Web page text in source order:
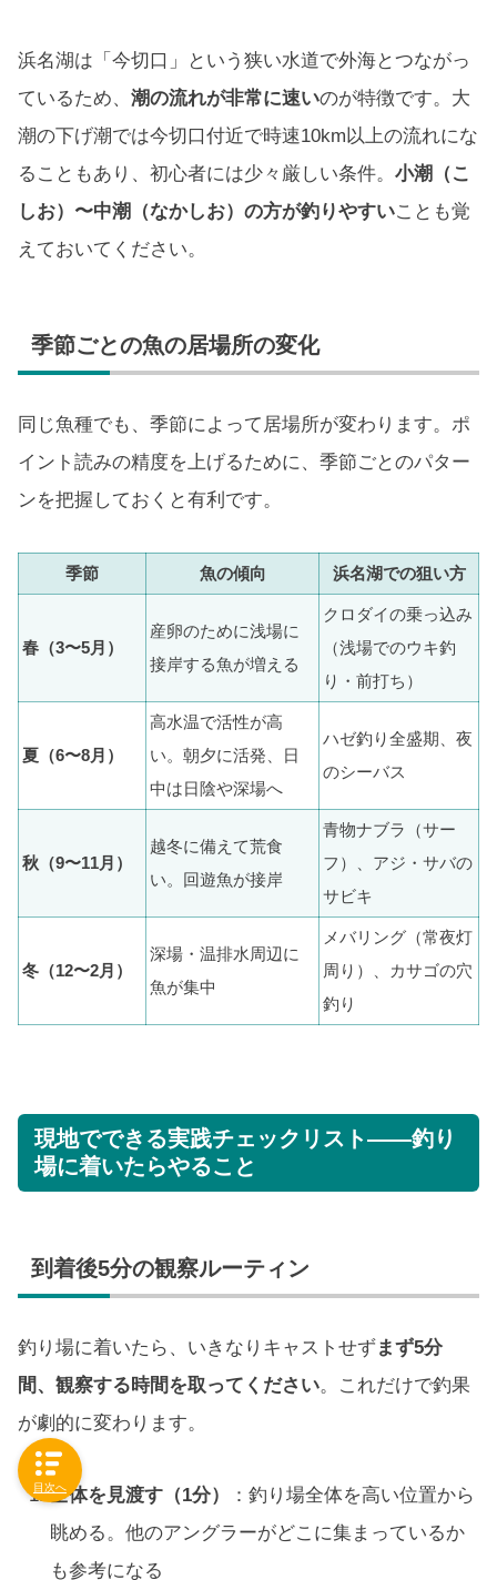
浜名湖は「今切口」という狭い水道で外海とつながっ
ているため、 潮の流れが非常に速いのが特徴です。大
潮の下げ潮では今切口付近で時速10km以上の流れにな
ることもあり、初心者には少々厳しい条件。 小潮（こ
しお）〜中潮（なかしお）の方が釣りやすいことも覚
えておいてください。
季節ごとの魚の居場所の変化
同じ魚種でも、季節によって居場所が変わります。ポ
イント読みの精度を上げるために、季節ごとのパター
ンを把握しておくと有利です。
季節 魚の傾向 浜名湖での狙い方
春（3〜5月）
産卵のために浅場に
接岸する魚が増える
クロダイの乗っ込み
（浅場でのウキ釣
り・前打ち）
夏（6〜8月）
高水温で活性が高
い。朝夕に活発、日
中は日陰や深場へ
ハゼ釣り全盛期、夜
のシーバス
秋（9〜11月）
越冬に備えて荒食
い。回遊魚が接岸
青物ナブラ（サー
フ）、アジ・サバの
サビキ
冬（12〜2月）
深場・温排水周辺に
魚が集中
メバリング（常夜灯
周り）、カサゴの穴
釣り
現地でできる実践チェックリスト——釣り
場に着いたらやること
到着後5分の観察ルーティン
釣り場に着いたら、いきなりキャストせず まず5分
間、観察する時間を取ってください。これだけで釣果
が劇的に変わります。
全体を見渡す（1分）
：釣り場全体を高い位置から
眺める。他のアングラーがどこに集まっているか
も参考になる
目次へ